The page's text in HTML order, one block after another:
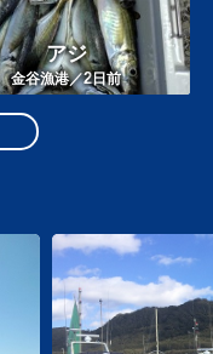
アジ
金谷漁港／2日前